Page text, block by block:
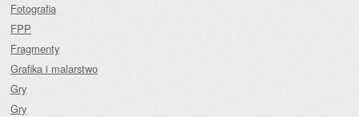
Fotografia
FPP
Fragmenty
Grafika i malarstwo
Gry
Gry